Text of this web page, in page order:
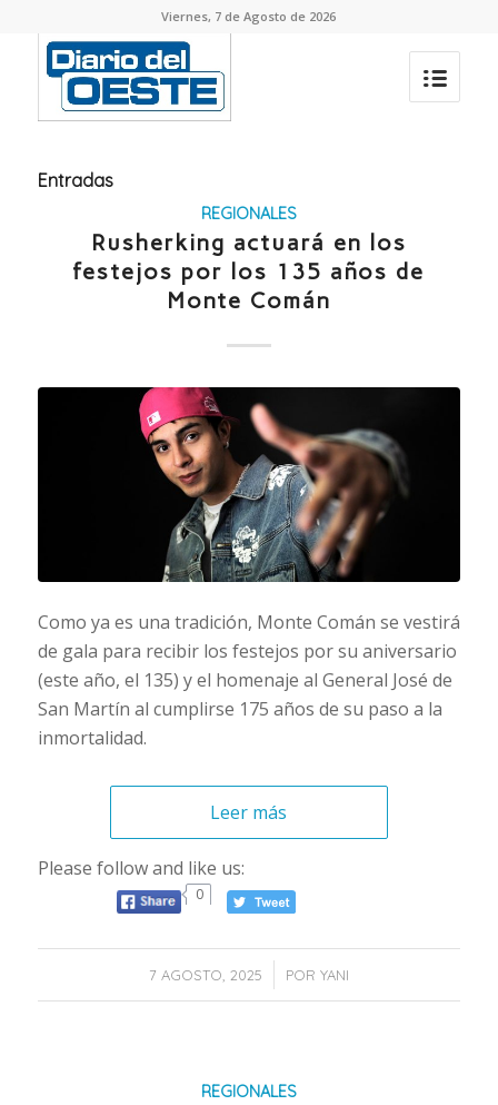
Viernes, 7 de Agosto de 2026
Entradas
REGIONALES
Rusherking actuará en los
festejos por los 135 años de
Monte Comán
Como ya es una tradición, Monte Comán se vestirá
de gala para recibir los festejos por su aniversario
(este año, el 135) y el homenaje al General José de
San Martín al cumplirse 175 años de su paso a la
inmortalidad.
Leer más
Please follow and like us:
0
7 AGOSTO, 2025
/ POR YANI
REGIONALES